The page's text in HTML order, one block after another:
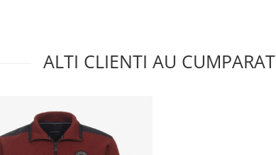
ALTI CLIENTI AU CUMPARAT